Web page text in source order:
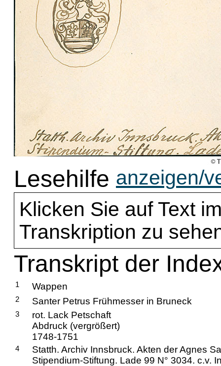
Lesehilfe anzeigen/
Klicken Sie auf Text
Transkription zu
Transkript der
1 Wappen
2 Santer Petrus Frühmesser in Bruneck
3
rot. Lack Petschaft
Abdruck (vergrößert)
1748-1751
4
Statth. Archiv Innsbruck. Akten der Agnes
Stipendium-Stiftung. Lade 99 N° 3034. c.v.